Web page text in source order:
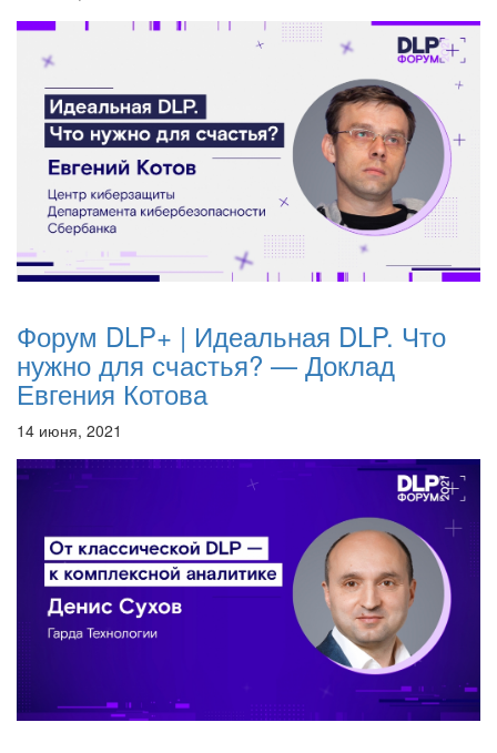
Форум DLP+ | Идеальная DLP. Что
нужно для счастья? — Доклад
Евгения Котова
14 июня, 2021